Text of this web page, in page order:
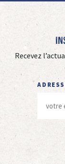
Recevez